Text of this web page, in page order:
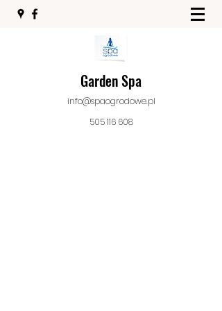
Garden Spa
info@spaogrodowe.pl
505 116 608